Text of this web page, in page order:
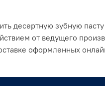
десертную зубную
от ведущего
оформленных